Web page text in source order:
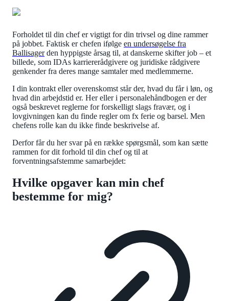
Forholdet til din chef er vigtigt for din trivsel og dine rammer
på jobbet. Faktisk er chefen ifølge en undersøgelse fra
Ballisagerden hyppigste årsag til, at danskerne skifter job – et
billede, som IDAs karriererådgivere og juridiske rådgivere
genkender fra deres mange samtaler med medlemmerne.
I din kontrakt eller overenskomst står der, hvad du får i løn, og
hvad din arbejdstid er. Her eller i personalehåndbogen er der
også beskrevet reglerne for forskelligt slags fravær, og i
lovgivningen kan du finde regler om fx ferie og barsel. Men
chefens rolle kan du ikke finde beskrivelse af.
Derfor får du her svar på en række spørgsmål, som kan sætte
rammen for dit forhold til din chef og til at
forventningsafstemme samarbejdet:
Hvilke opgaver kan min chef
bestemme for mig?